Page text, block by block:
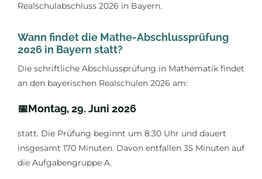
Realschulabschluss 2026 in Bayern.
Wann findet die Mathe-Abschlussprüfung
2026 in Bayern statt?
Die schriftliche Abschlussprüfung in Mathematik findet
an den bayerischen Realschulen 2026 am:
📅Montag, 29. Juni 2026
statt. Die Prüfung beginnt um 8:30 Uhr und dauert
insgesamt 170 Minuten. Davon entfallen 35 Minuten auf
die Aufgabengruppe A.